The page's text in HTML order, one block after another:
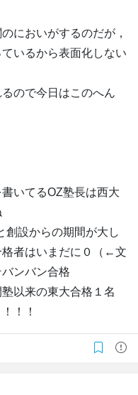
においがするのだが，
いるから表面化しない
ので今日はこのへん
いてるOZ塾長は西大
創設からの期間が大し
格者はいまだに０（←文
ンバン合格
以来の東大合格１名
！！